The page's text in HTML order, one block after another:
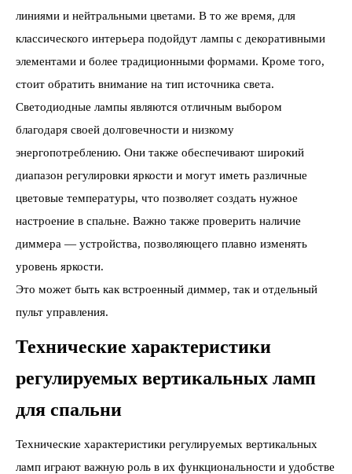
линиями и нейтральными цветами. В то же время, для
классического интерьера подойдут лампы с декоративными
элементами и более традиционными формами. Кроме того,
стоит обратить внимание на тип источника света.
Светодиодные лампы являются отличным выбором
благодаря своей долговечности и низкому
энергопотреблению. Они также обеспечивают широкий
диапазон регулировки яркости и могут иметь различные
цветовые температуры, что позволяет создать нужное
настроение в спальне. Важно также проверить наличие
диммера — устройства, позволяющего плавно изменять
уровень яркости.
Это может быть как встроенный диммер, так и отдельный
пульт управления.
Технические характеристики
регулируемых вертикальных ламп
для спальни
Технические характеристики регулируемых вертикальных
ламп играют важную роль в их функциональности и удобстве